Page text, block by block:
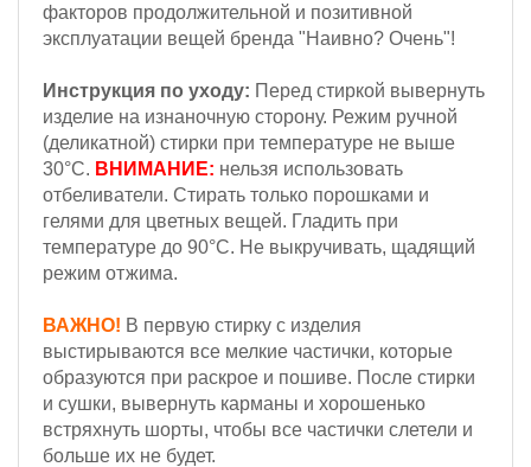
факторов продолжительной и позитивной
эксплуатации вещей бренда "Наивно? Очень"!
Инструкция по уходу: Перед стиркой вывернуть
изделие на изнаночную сторону. Режим ручной
(деликатной) стирки при температуре не выше
30°С. ВНИМАНИЕ: нельзя использовать
отбеливатели. Стирать только порошками и
гелями для цветных вещей. Гладить при
температуре до 90°С. Не выкручивать, щадящий
режим отжима.
ВАЖНО! В первую стирку с изделия
выстирываются все мелкие частички, которые
образуются при раскрое и пошиве. После стирки
и сушки, вывернуть карманы и хорошенько
встряхнуть шорты, чтобы все частички слетели и
больше их не будет.